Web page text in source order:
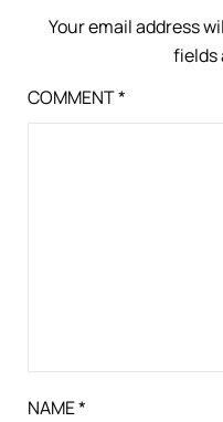
Your email address
fields
COMMENT*
NAME*